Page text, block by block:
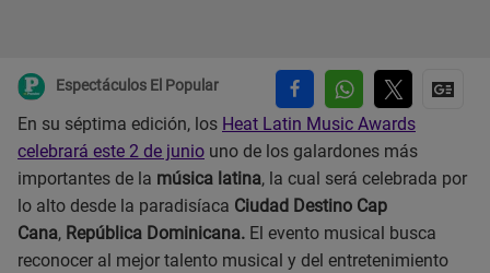
Espectáculos El Popular
En su séptima edición, los Heat Latin Music Awards
celebrará este 2 de junio uno de los galardones más
importantes de la música latina, la cual será celebrada por
lo alto desde la paradisíaca Ciudad Destino Cap
Cana, República Dominicana. El evento musical busca
reconocer al mejor talento musical y del entretenimiento